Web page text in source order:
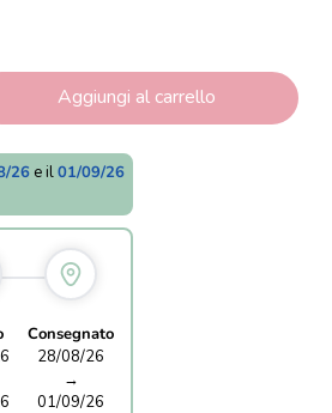
Aggiungi al carrello
26 e il01/09/26
Consegnato
28/08/26
→
01/09/26